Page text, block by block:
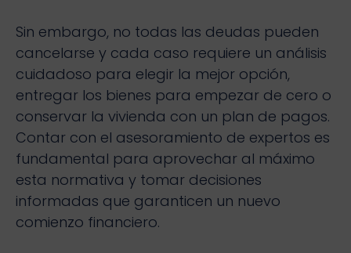
Sin embargo, no todas las deudas pueden
cancelarse y cada caso requiere un análisis
cuidadoso para elegir la mejor opción,
entregar los bienes para empezar de cero o
conservar la vivienda con un plan de pagos.
Contar con el asesoramiento de expertos es
fundamental para aprovechar al máximo
esta normativa y tomar decisiones
informadas que garanticen un nuevo
comienzo financiero.